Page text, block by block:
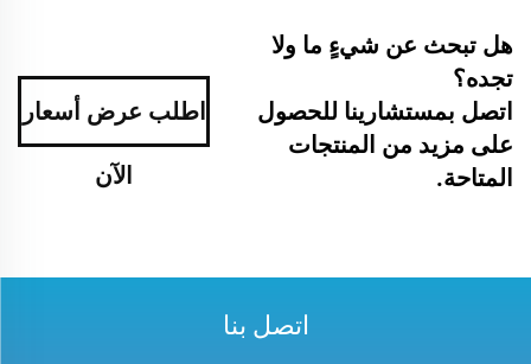
هل تبحث عن شيءٍ ما ولا
تجده؟
اتصل بمستشارينا للحصول
على مزيد من المنتجات
المتاحة.
اطلب عرض أسعار
الآن
اتصل بنا